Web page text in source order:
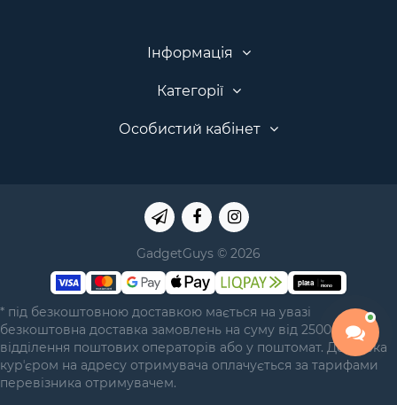
Інформація
Категорії
Особистий кабінет
GadgetGuys © 2026
* під безкоштовною доставкою мається на увазі
безкоштовна доставка замовлень на суму від 2500 грн у
відділення поштових операторів або у поштомат. Доставка
курʼєром на адресу отримувача оплачується за тарифами
перевізника отримувачем.